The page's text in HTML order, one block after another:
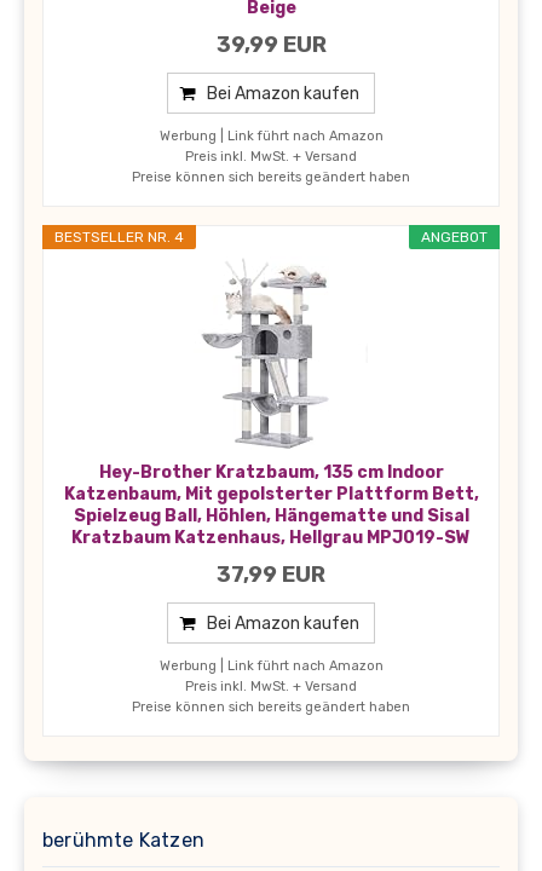
Beige
39,99 EUR
Bei Amazon kaufen
Werbung | Link führt nach Amazon
Preis inkl. MwSt. + Versand
Preise können sich bereits geändert haben
ANGEBOT
BESTSELLER NR. 4
Hey-Brother Kratzbaum, 135 cm Indoor
Katzenbaum, Mit gepolsterter Plattform Bett,
Spielzeug Ball, Höhlen, Hängematte und Sisal
Kratzbaum Katzenhaus, Hellgrau MPJ019-SW
37,99 EUR
Bei Amazon kaufen
Werbung | Link führt nach Amazon
Preis inkl. MwSt. + Versand
Preise können sich bereits geändert haben
berühmte Katzen